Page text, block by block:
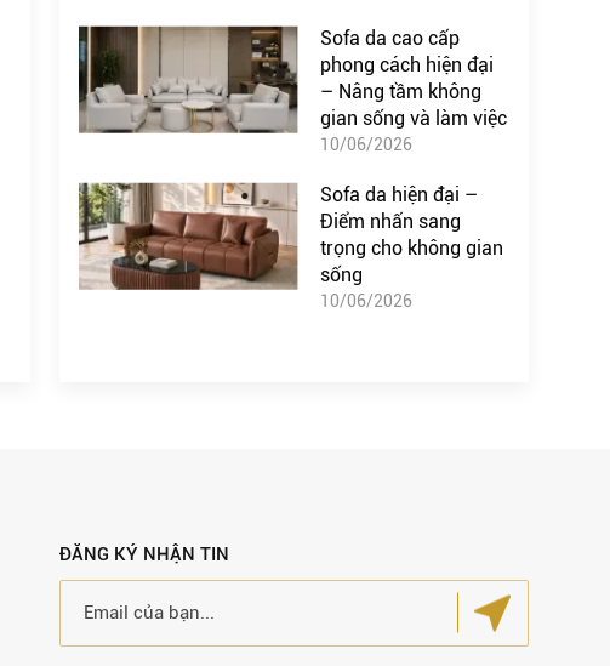
Sofa da cao cấp
phong cách hiện đại
– Nâng tầm không
gian sống và làm việc
10/06/2026
Sofa da hiện đại –
Điểm nhấn sang
trọng cho không gian
sống
10/06/2026
ĐĂNG KÝ NHẬN TIN